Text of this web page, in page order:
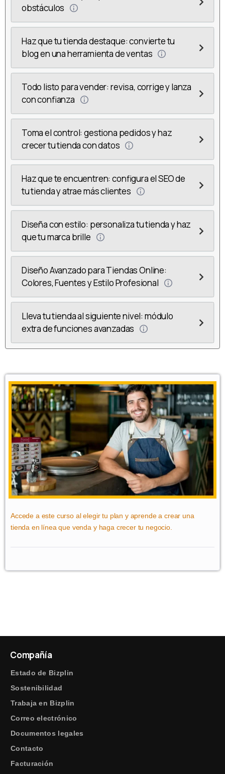
obstáculos
Haz que tu tienda destaque: convierte tu
blog en una herramienta de ventas
Todo listo para vender: revisa, corrige y lanza
con confianza
Toma el control: gestiona pedidos y haz
crecer tu tienda con datos
Haz que te encuentren: configura el SEO de
tu tienda y atrae más clientes
Diseña con estilo: personaliza tu tienda y haz
que tu marca brille
Diseño Avanzado para Tiendas Online:
Colores, Fuentes y Estilo Profesional
Lleva tu tienda al siguiente nivel: módulo
extra de funciones avanzadas
Accede a este curso al elegir tu plan y aprende a crear una
tienda en línea que venda y haga crecer tu negocio.
Compañía
Estado de Bizplin
Sostenibilidad
Trabaja en Bizplin
Correo electrónico
Documentos legales
Contacto
Facturación